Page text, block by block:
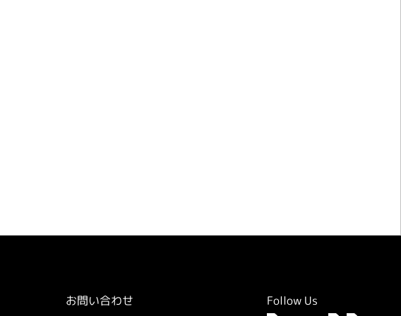
お問い合わせ Follow Us